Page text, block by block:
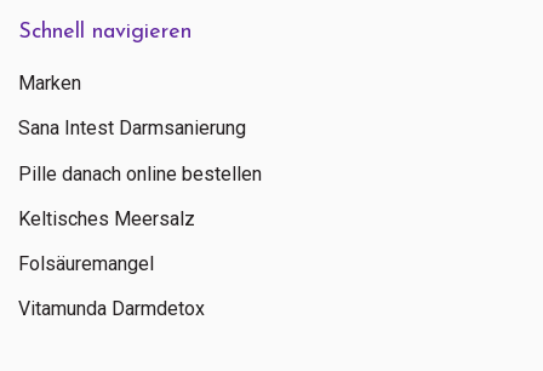
Schnell navigieren
Marken
Sana Intest Darmsanierung
Pille danach online bestellen
Keltisches Meersalz
Folsäuremangel
Vitamunda Darmdetox